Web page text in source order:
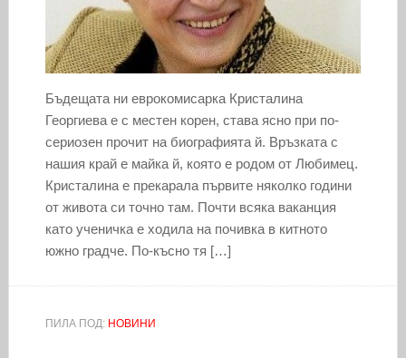
Бъдещата ни еврокомисарка Кристалина
Георгиева e с местен корен, става ясно при по-
сериозен прочит на биографията й. Връзката с
нашия край е майка й, която е родом от Любимец.
Кристалина е прекарала първите няколко години
от живота си точно там. Почти всяка ваканция
като ученичка е ходила на почивка в китното
южно градче. По-късно тя […]
ПИЛА ПОД: НОВИНИ